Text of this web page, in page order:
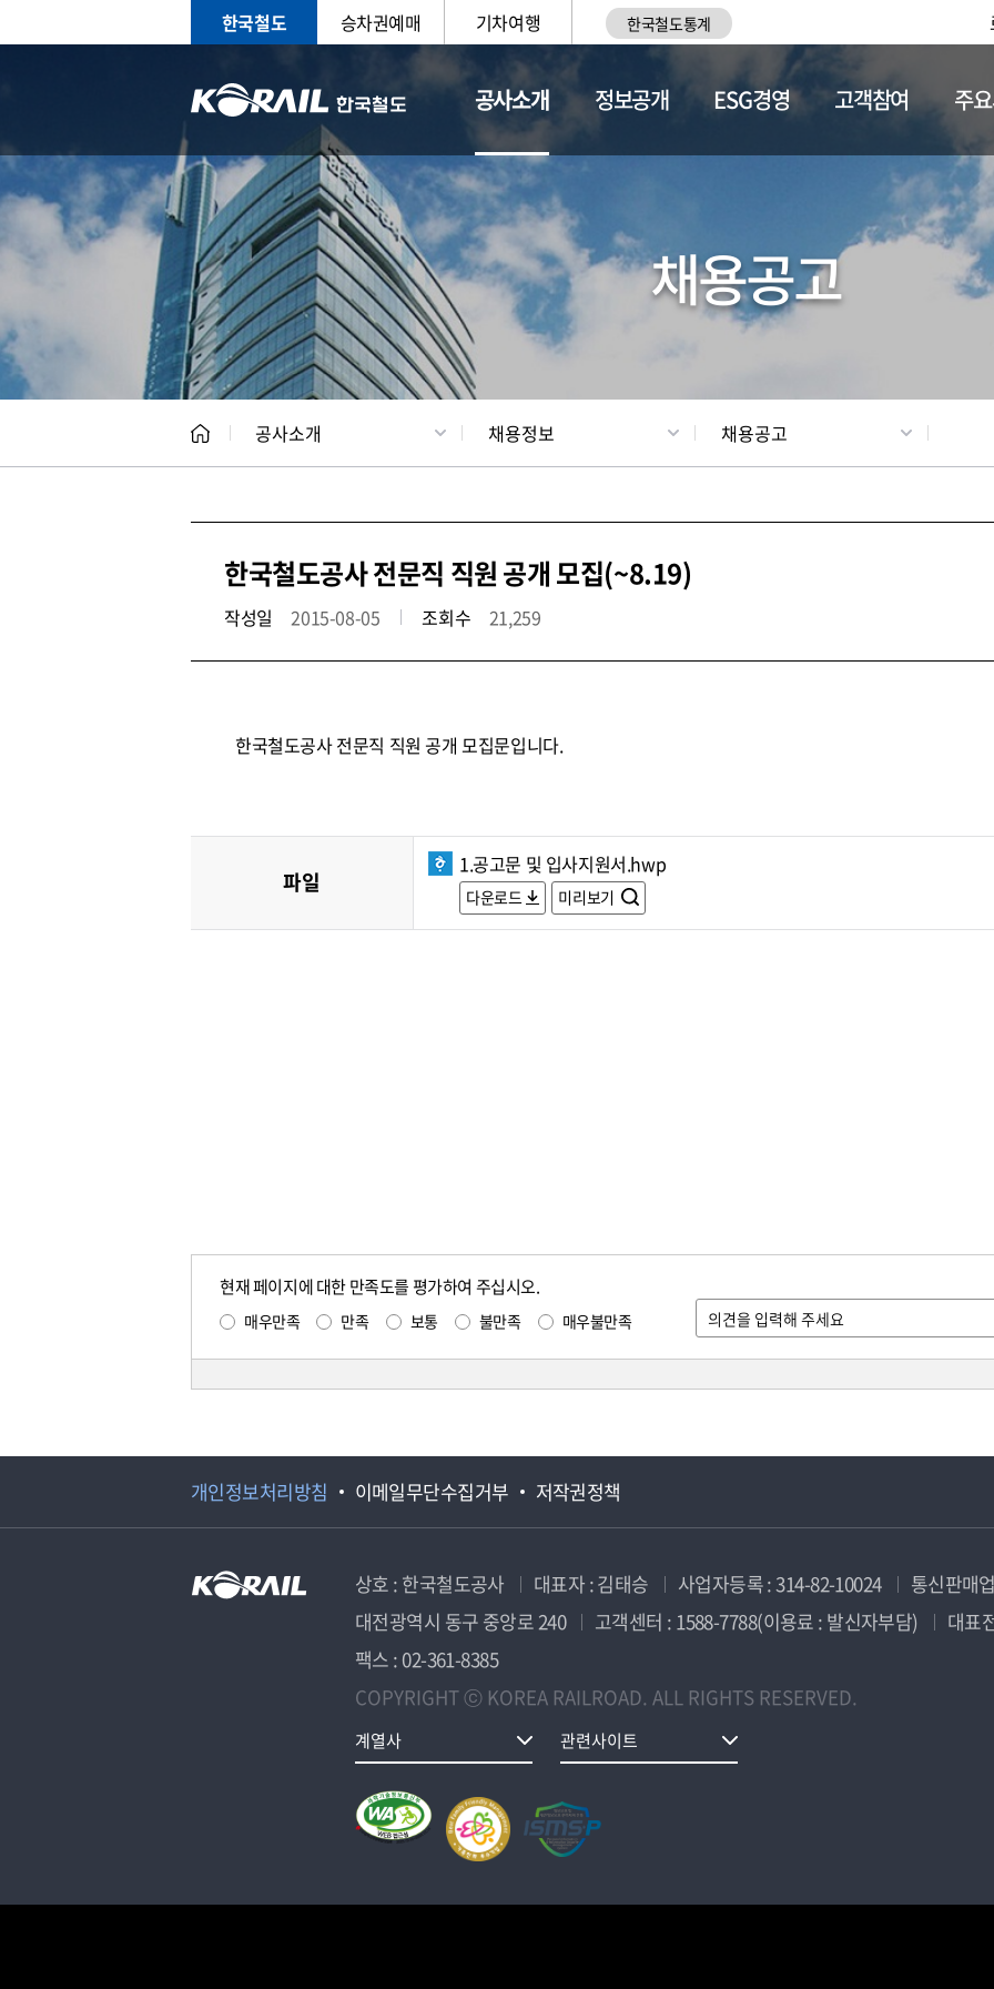
한국철도 승차권예매 기차여행 한국철도통계
공사소개
CEO 일반현황 채용정보
정보공개 ESG경영 고객참여 주
채용공고
공사소개 채용정보 채용공고
한국철도공사 전문직 직원 공개 모집(~8.19)
작성일 2015-08-05 조회수 21,259
한국철도공사 전문직 직원 공개 모집문입니다.
파일
1.공고문 및 입사지원서.hwp
다운로드 미리보기
현재 페이지에 대한 만족도를 평가하여 주십시오.
매우만족 만족 보통 불만족 매우불만족
개인정보처리방침 이메일무단수집거부 저작권정책
상호 : 한국철도공사 대표자 : 김태승 사업자등록 : 314-82-10024
통신판매
대전광역시 동구 중앙로 240
고객센터 : 1588-7788(이용료 : 발신자부담)
대표
팩스 : 02-361-8385
COPYRIGHT ⓒ KOREA RAILROAD. ALL RIGHTS RESERVED.
계열사 관련사이트